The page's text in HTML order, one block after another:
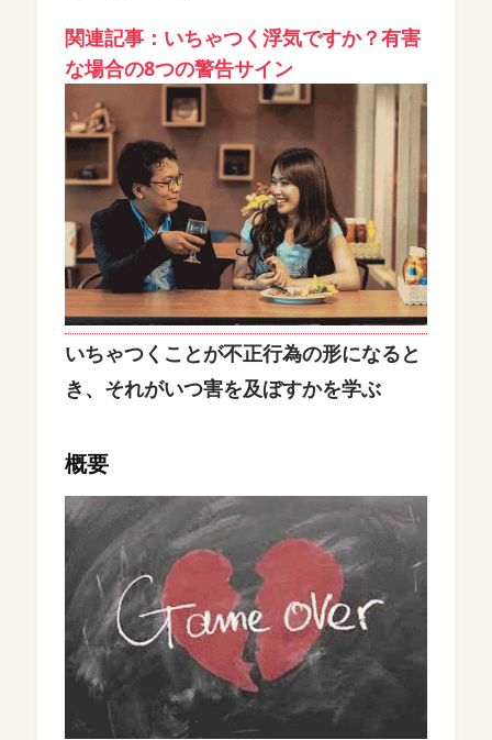
関連記事：いちゃつく浮気ですか？有害
な場合の8つの警告サイン
いちゃつくことが不正行為の形になると
き、それがいつ害を及ぼすかを学ぶ
概要